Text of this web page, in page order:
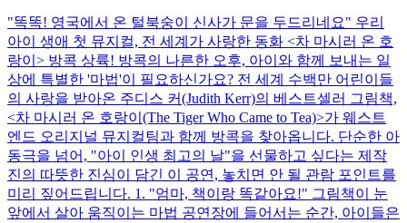
"똑똑! 영국에서 온 털북숭이 신사가 문을 두드리네요" 우리
아이 생애 첫 뮤지컬, 전 세계가 사랑한 동화 <차 마시러 온 호
랑이> 방콕 상륙! 방콕의 나른한 오후, 아이와 함께 보내는 일
상에 특별한 '마법'이 필요하신가요? 전 세계 수백만 어린이들
의 사랑을 받아온 주디스 커(Judith Kerr)의 베스트셀러 그림책,
<차 마시러 온 호랑이(The Tiger Who Came to Tea)>가 웨스트
엔드 오리지널 뮤지컬팀과 함께 방콕을 찾아옵니다. 단순한 아
동극을 넘어, "아이 인생 최고의 날"을 선물하고 싶다는 제작
진의 따뜻한 진심이 담긴 이 공연, 놓치면 안 될 관람 포인트를
미리 짚어드립니다. 1. "엄마, 책이랑 똑같아요!" 그림책이 눈
앞에서 살아 움직이는 마법 공연장에 들어서는 순간, 아이들은